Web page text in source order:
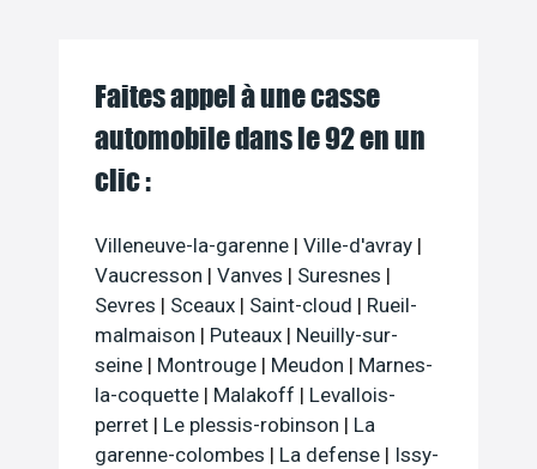
Faites appel à une casse
automobile dans le 92 en un
clic :
Villeneuve-la-garenne | Ville-d'avray |
Vaucresson | Vanves | Suresnes |
Sevres | Sceaux | Saint-cloud | Rueil-
malmaison | Puteaux | Neuilly-sur-
seine | Montrouge | Meudon | Marnes-
la-coquette | Malakoff | Levallois-
perret | Le plessis-robinson | La
garenne-colombes | La defense | Issy-